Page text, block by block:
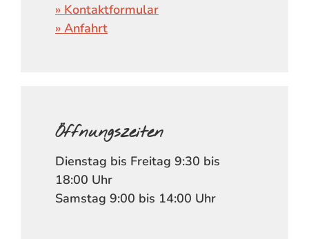
» Kontaktformular
» Anfahrt
Öffnungszeiten
Dienstag bis Freitag 9:30 bis
18:00 Uhr
Samstag 9:00 bis 14:00 Uhr